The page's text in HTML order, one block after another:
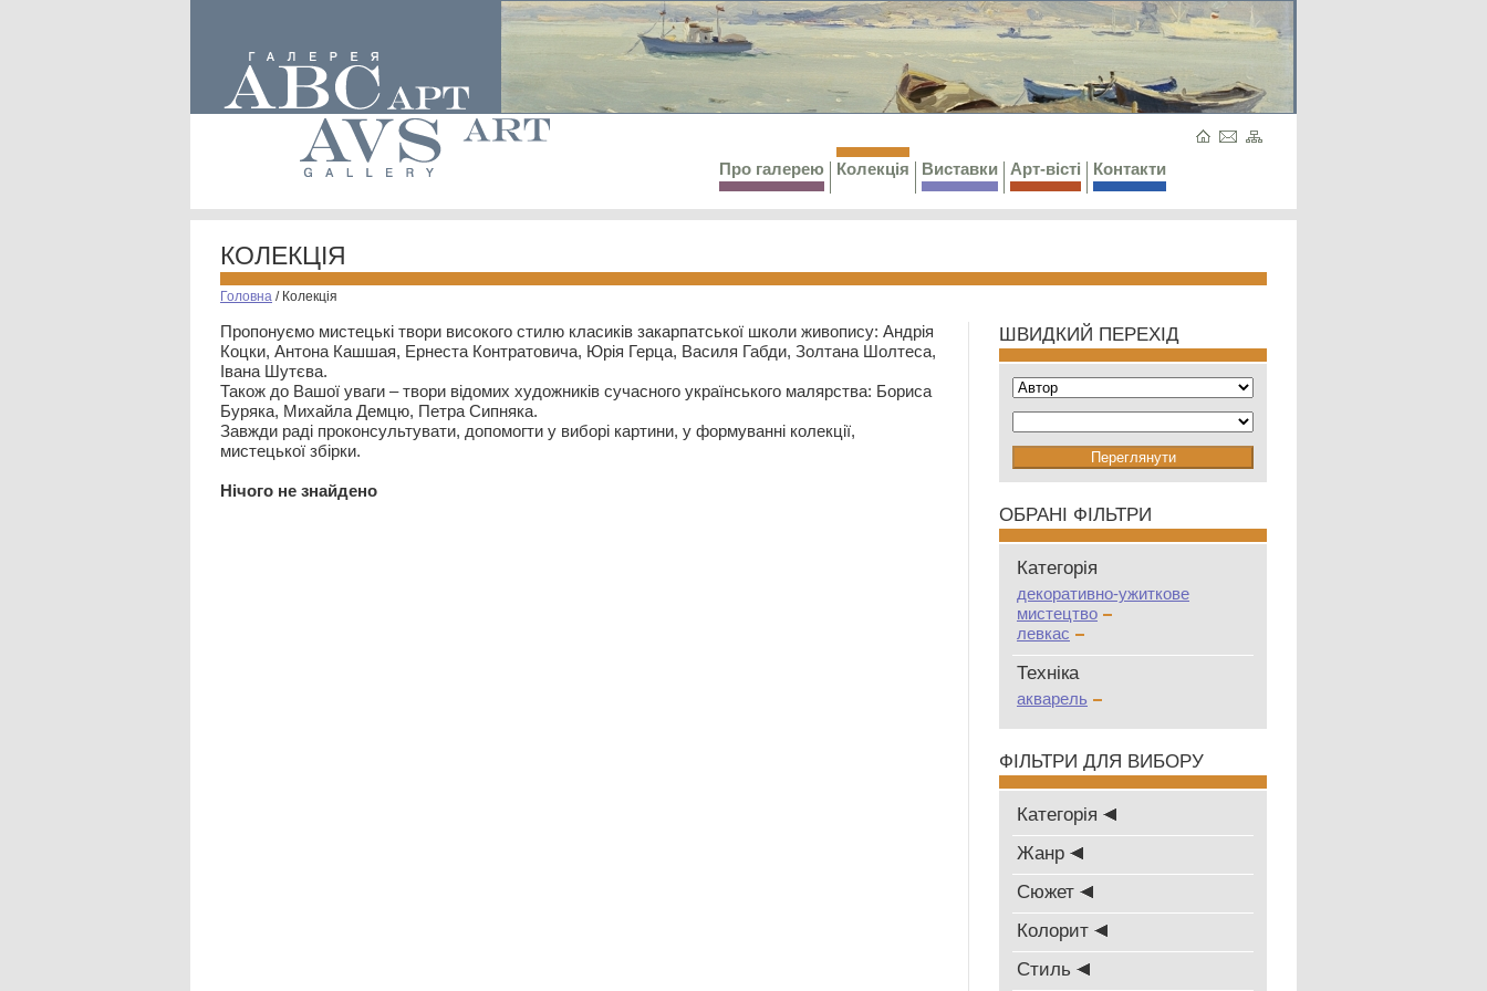
Про галерею Колекція Виставки Арт-вісті Контакти
КОЛЕКЦІЯ
Головна / Колекція
Пропонуємо мистецькі твори високого стилю класиків закарпатської школи живопису: Андрія
Коцки, Антона Кашшая, Ернеста Контратовича, Юрія Герца, Василя Габди, Золтана Шолтеса,
Івана Шутєва.
Також до Вашої уваги – твори відомих художників сучасного українського малярства: Бориса
Буряка, Михайла Демцю, Петра Сипняка.
Завжди раді проконсультувати, допомогти у виборі картини, у формуванні колекції,
мистецької збірки.
Нiчого не знайдено
ШВИДКИЙ ПЕРЕХІД
ОБРАНІ ФІЛЬТРИ
Категорія
декоративно-ужиткове
мистецтво
левкас
Техніка
акварель
ФІЛЬТРИ ДЛЯ ВИБОРУ
Категорія
Жанр
Сюжет
Колорит
Стиль